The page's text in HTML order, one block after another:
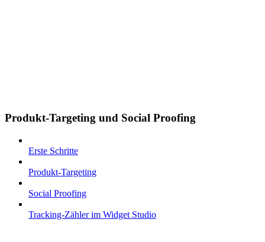
Produkt-Targeting und Social Proofing
Erste Schritte
Produkt-Targeting
Social Proofing
Tracking-Zähler im Widget Studio